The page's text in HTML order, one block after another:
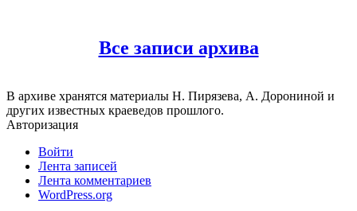
Все записи архива
В архиве хранятся материалы Н. Пирязева, А. Дорониной и
других известных краеведов прошлого.
Авторизация
Войти
Лента записей
Лента комментариев
WordPress.org